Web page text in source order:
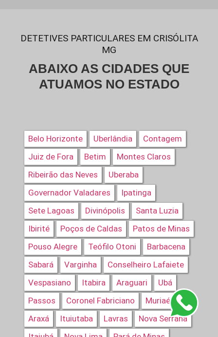
DETETIVES PARTICULARES EM CRISÓLITA
MG
ABAIXO AS CIDADES QUE
ATUAMOS NO ESTADO
Belo Horizonte Uberlândia
Contagem
Juiz de Fora
Betim
Montes Claros
Ribeirão das Neves
Uberaba
Governador Valadares
Ipatinga
Sete Lagoas
Divinópolis
Santa Luzia
Ibirité
Poços de Caldas
Patos de Minas
Pouso Alegre
Teófilo Otoni
Barbacena
Sabará
Varginha
Conselheiro Lafaiete
Vespasiano
Itabira Araguari
Ubá
Passos
Coronel Fabriciano
Muriaé
Araxá
Ituiutaba Lavras
Nova Serrana